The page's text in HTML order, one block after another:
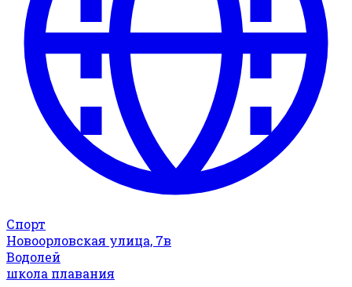
Спорт
Новоорловская улица, 7в
Водолей
школа плавания